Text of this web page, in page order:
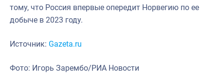
тому, что Россия впервые опередит Норвегию по ее
добыче в 2023 году.
Источник: Gazeta.ru
Фото: Игорь Зарембо/РИА Новости